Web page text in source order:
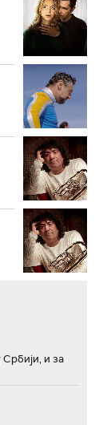
и за